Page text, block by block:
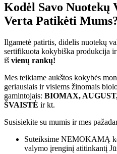
Kodėl Savo Nuotekų
Verta Patikėti
Ilgametė patirtis, didelis nuotekų
sertifikuota kokybiška produkcija
iš vienų rankų!
Mes teikiame aukštos kokybės
geriausiais ir visiems žinomais
gamintojais: BIOMAX,
ŠVAISTĖ ir kt.
Susisiekite su mumis ir mes
Suteiksime NEMOKAMĄ
valymo įrenginį atitinkantį